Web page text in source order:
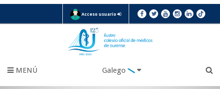
Acceso usuario
MENÚ Galego